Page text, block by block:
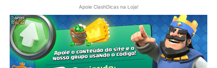
Apoie ClashDicas na Loja!